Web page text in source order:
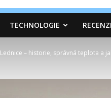
TECHNOLOGIE
Lednice – historie, správná teplota a